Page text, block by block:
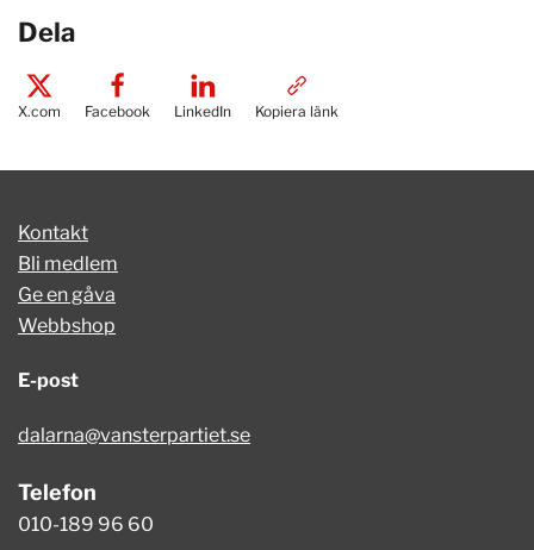
Dela
X.com Facebook LinkedIn Kopiera länk
Kontakt
Bli medlem
Ge en gåva
Webbshop
E-post
dalarna@vansterpartiet.se
Telefon
010-189 96 60